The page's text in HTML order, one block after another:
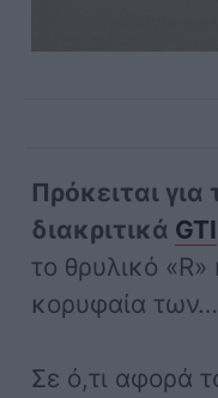
Πρόκειται
διακριτικά GTI
το θρυλικό «R»
κορυφαία
Σε ό,τι αφορά